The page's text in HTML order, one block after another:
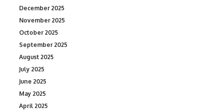
December 2025
November 2025
October 2025
September 2025
August 2025
July 2025
June 2025
May 2025
April 2025